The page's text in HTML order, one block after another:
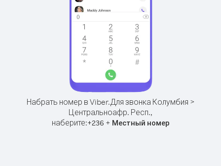
Набрать номер в Viber.Для звонка Колумбия >
Центральноафр. Респ.,
наберите:+236 + Местный номер